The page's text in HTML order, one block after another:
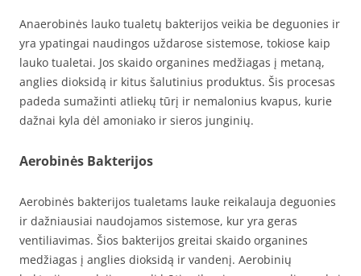
Anaerobinės lauko tualetų bakterijos veikia be deguonies ir
yra ypatingai naudingos uždarose sistemose, tokiose kaip
lauko tualetai. Jos skaido organines medžiagas į metaną,
anglies dioksidą ir kitus šalutinius produktus. Šis procesas
padeda sumažinti atliekų tūrį ir nemalonius kvapus, kurie
dažnai kyla dėl amoniako ir sieros junginių.
Aerobinės Bakterijos
Aerobinės bakterijos tualetams lauke reikalauja deguonies
ir dažniausiai naudojamos sistemose, kur yra geras
ventiliavimas. Šios bakterijos greitai skaido organines
medžiagas į anglies dioksidą ir vandenį. Aerobinių